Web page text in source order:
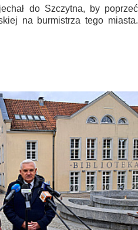
do Szczytna, by poprzeć
na burmistrza tego miasta.